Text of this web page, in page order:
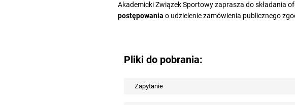
Akademicki Związek Sportowy zaprasza do składania
postępowania o udzielenie zamówienia publicznego
Pliki do pobrania:
Zapytanie